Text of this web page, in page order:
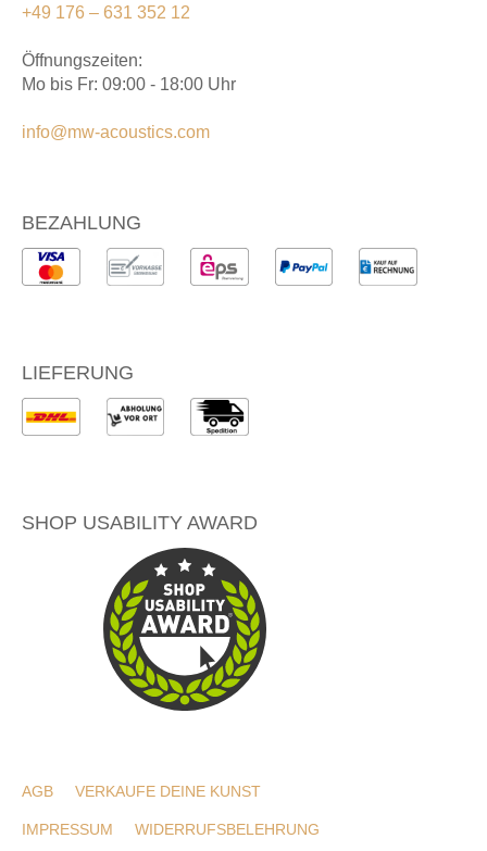
+49 176 – 631 352 12
Öffnungszeiten:
Mo bis Fr: 09:00 - 18:00 Uhr
info@mw-acoustics.com
BEZAHLUNG
LIEFERUNG
SHOP USABILITY AWARD
AGB VERKAUFE DEINE KUNST
IMPRESSUM WIDERRUFSBELEHRUNG